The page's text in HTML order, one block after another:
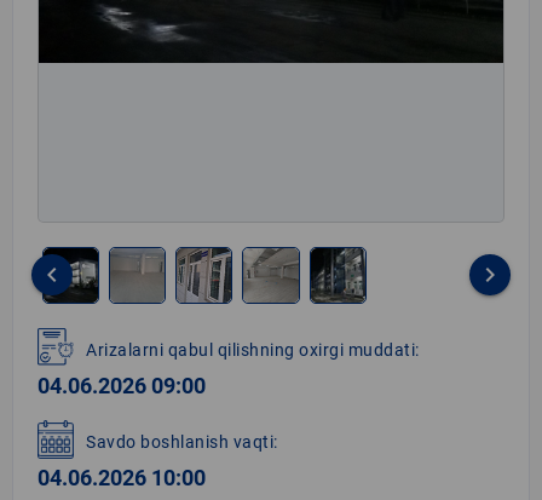
1
of
5
keyboard_arrow_left keyboard_arrow_right
Arizalarni qabul qilishning oxirgi muddati:
04.06.2026 09:00
Savdo boshlanish vaqti:
04.06.2026 10:00